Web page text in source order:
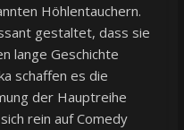
Höhlentauchern.
gestaltet, dass sie
lange Geschichte
schaffen es die
der Hauptreihe
rein auf Comedy